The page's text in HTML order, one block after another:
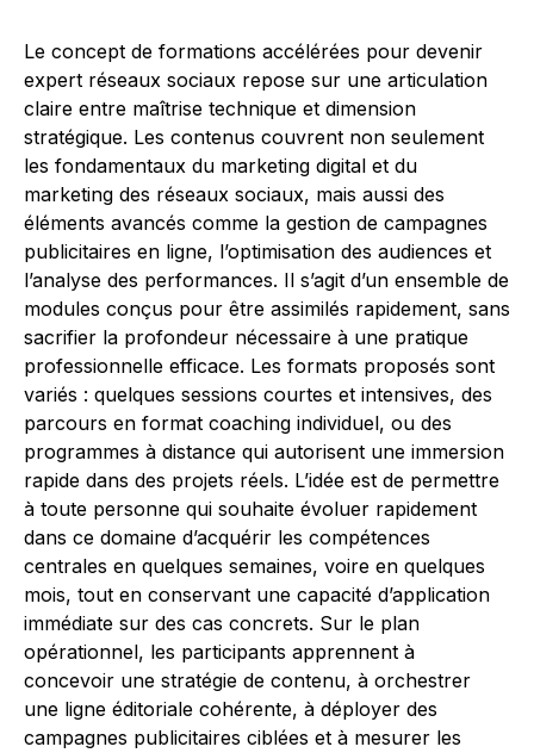
Le concept de formations accélérées pour devenir
expert réseaux sociaux repose sur une articulation
claire entre maîtrise technique et dimension
stratégique. Les contenus couvrent non seulement
les fondamentaux du marketing digital et du
marketing des réseaux sociaux, mais aussi des
éléments avancés comme la gestion de campagnes
publicitaires en ligne, l’optimisation des audiences et
l’analyse des performances. Il s’agit d’un ensemble de
modules conçus pour être assimilés rapidement, sans
sacrifier la profondeur nécessaire à une pratique
professionnelle efficace. Les formats proposés sont
variés : quelques sessions courtes et intensives, des
parcours en format coaching individuel, ou des
programmes à distance qui autorisent une immersion
rapide dans des projets réels. L’idée est de permettre
à toute personne qui souhaite évoluer rapidement
dans ce domaine d’acquérir les compétences
centrales en quelques semaines, voire en quelques
mois, tout en conservant une capacité d’application
immédiate sur des cas concrets. Sur le plan
opérationnel, les participants apprennent à
concevoir une stratégie de contenu, à orchestrer
une ligne éditoriale cohérente, à déployer des
campagnes publicitaires ciblées et à mesurer les